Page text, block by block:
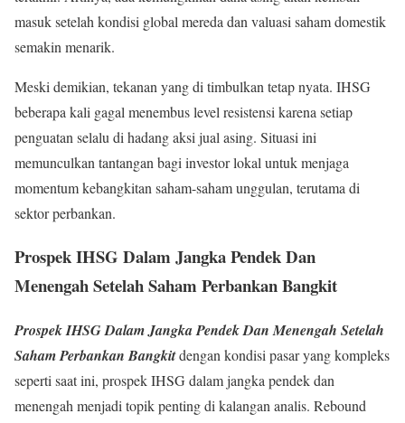
masuk setelah kondisi global mereda dan valuasi saham domestik
semakin menarik.
Meski demikian, tekanan yang di timbulkan tetap nyata. IHSG
beberapa kali gagal menembus level resistensi karena setiap
penguatan selalu di hadang aksi jual asing. Situasi ini
memunculkan tantangan bagi investor lokal untuk menjaga
momentum kebangkitan saham-saham unggulan, terutama di
sektor perbankan.
Prospek IHSG Dalam Jangka Pendek Dan
Menengah Setelah Saham Perbankan Bangkit
Prospek IHSG Dalam Jangka Pendek Dan Menengah Setelah
Saham Perbankan Bangkitdengan kondisi pasar yang kompleks
seperti saat ini, prospek IHSG dalam jangka pendek dan
menengah menjadi topik penting di kalangan analis. Rebound